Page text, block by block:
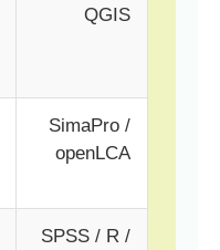
QGIS
SimaPro /
openLCA
SPSS / R /